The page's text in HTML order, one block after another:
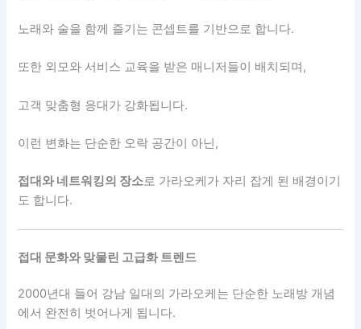
노래와 술을 함께 즐기는 콘셉트를 기반으로 합니다.
또한 외모와 서비스 교육을 받은 매니저들이 배치되며,
고객 맞춤형 응대가 강화됩니다.
이런 변화는 단순한 오락 공간이 아닌,
접대와 네트워킹의 장소로 가라오케가 자리 잡게 된 배경이기
도 합니다.
접대 문화와 맞물린 고급화 트렌드
2000년대 들어 강남 일대의 가라오케는 단순한 노래방 개념
에서 완전히 벗어나게 됩니다.